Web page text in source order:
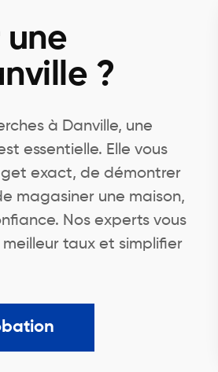
une
?
à Danville, une
essentielle. Elle vous
exact, de démontrer
magasiner une maison,
Nos experts vous
taux et simplifier